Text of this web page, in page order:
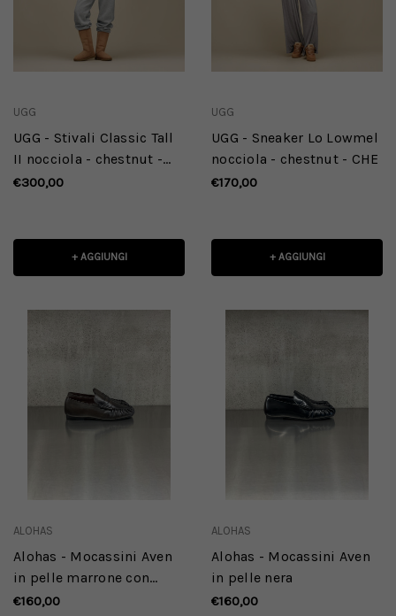
UGG
UGG - Stivali Classic Tall
II nocciola - chestnut -
CHE
€300,00
+ AGGIUNGI
UGG
UGG - Sneaker Lo Lowmel
nocciola - chestnut - CHE
€170,00
+ AGGIUNGI
ALOHAS
Alohas - Mocassini Aven
in pelle marrone con
effetto vintage
€160,00
ALOHAS
Alohas - Mocassini Aven
in pelle nera
€160,00